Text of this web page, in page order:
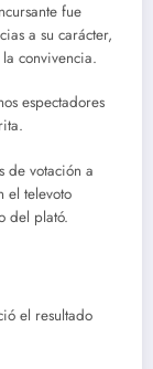
fue
a su carácter,
convivencia.
espectadores
de votación a
el televoto
del plató.
el resultado